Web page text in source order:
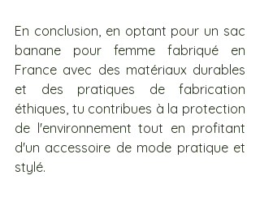
En conclusion, en optant pour un sac
banane pour femme fabriqué en
France avec des matériaux durables
et des pratiques de fabrication
éthiques, tu contribues à la protection
de l'environnement tout en profitant
d'un accessoire de mode pratique et
stylé.